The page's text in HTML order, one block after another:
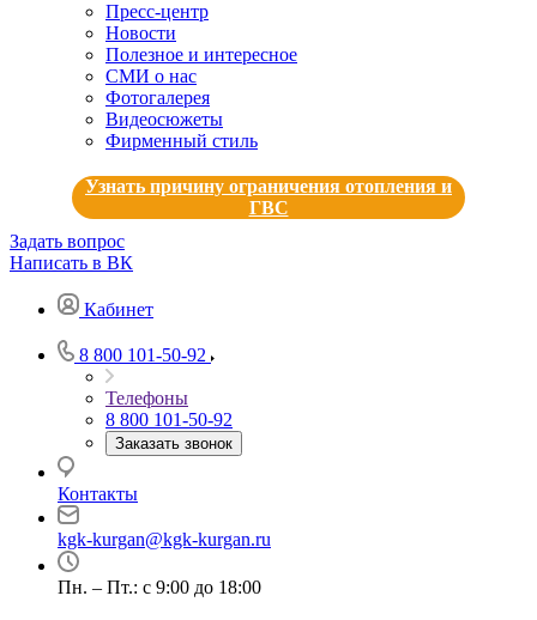
Пресс-центр
Новости
Полезное и интересное
СМИ о нас
Фотогалерея
Видеосюжеты
Фирменный стиль
Узнать причину ограничения отопления и
ГВС
Задать вопрос
Написать в ВК
Кабинет
8 800 101-50-92
Телефоны
8 800 101-50-92
Заказать звонок
Контакты
kgk-kurgan@kgk-kurgan.ru
Пн. – Пт.: с 9:00 до 18:00